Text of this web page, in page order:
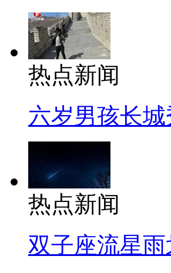
热点新闻
六岁男孩长
热点新闻
双子座流星